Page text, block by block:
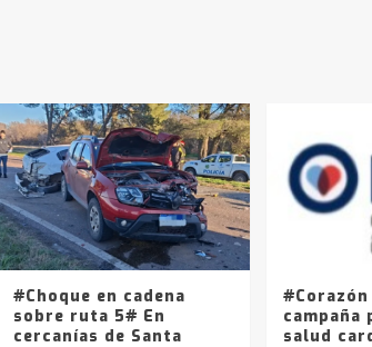
#Choque en cadena
sobre ruta 5# En
cercanías de Santa
#Corazón
campaña
salud